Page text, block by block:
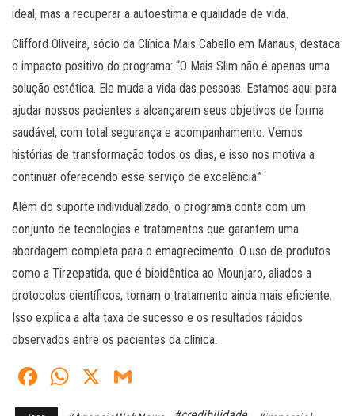
ideal, mas a recuperar a autoestima e qualidade de vida.
Clifford Oliveira, sócio da Clínica Mais Cabello em Manaus, destaca
o impacto positivo do programa: “O Mais Slim não é apenas uma
solução estética. Ele muda a vida das pessoas. Estamos aqui para
ajudar nossos pacientes a alcançarem seus objetivos de forma
saudável, com total segurança e acompanhamento. Vemos
histórias de transformação todos os dias, e isso nos motiva a
continuar oferecendo esse serviço de excelência.”
Além do suporte individualizado, o programa conta com um
conjunto de tecnologias e tratamentos que garantem uma
abordagem completa para o emagrecimento. O uso de produtos
como a Tirzepatida, que é bioidêntica ao Mounjaro, aliados a
protocolos científicos, tornam o tratamento ainda mais eficiente.
Isso explica a alta taxa de sucesso e os resultados rápidos
observados entre os pacientes da clínica.
Fa
ce
W
X